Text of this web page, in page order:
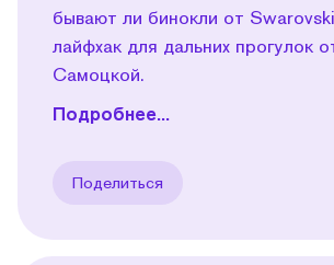
бывают ли бинокли от
лайфхак для дальних прогулок
Самоцкой.
Подробнее...
Поделиться